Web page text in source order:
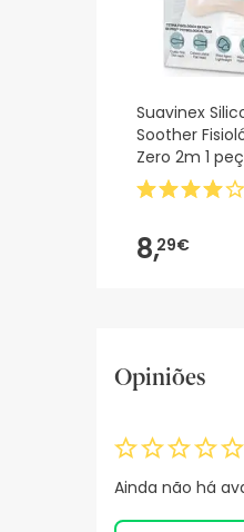
Suavinex
Soother
Zero 2m 1
8,29€
Opiniões
Ainda não há